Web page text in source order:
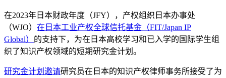
在2023年日本财政年度（JFY），产权组织日本办事处
（WJO） 在日本工业产权全球信托基金（FIT/Japan IP
Global） 的支持下，为在日本高校学习和已入学的国际学生组
织了知识产权领域的短期研究金计划。
研究金计划邀请研究员在日本的知识产权律师事务所接受了为